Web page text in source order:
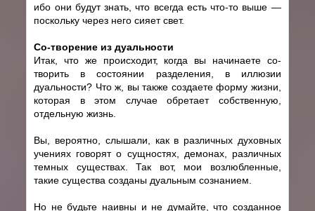
ибо они будут знать, что всегда есть что-то выше —
поскольку через него сияет свет.
Cо-творение из дуальности
Итак, что же происходит, когда вы начинаете cо-
творить в состоянии разделения, в иллюзии
дуальности? Что ж, вы также создаете форму жизни,
которая в этом случае обретает собственную,
отдельную жизнь.
Вы, вероятно, слышали, как в различных духовных
учениях говорят о сущностях, демонах, различных
темных существах. Так вот, мои возлюбленные,
такие существа созданы дуальным сознанием.
Но не будьте наивны и не думайте, что созданное